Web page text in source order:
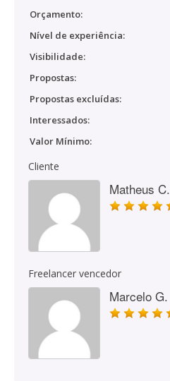
Orçamento:
Nível de experiência:
Visibilidade:
Propostas:
Propostas excluídas:
Interessados:
Valor Mínimo:
Cliente
Matheus C.
Freelancer vencedor
Marcelo G.